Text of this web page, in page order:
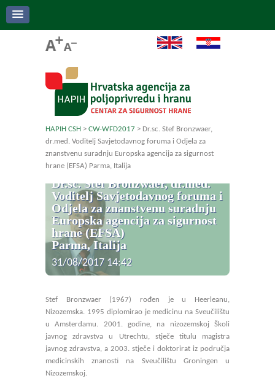
HAPIH CSH > CW-WFD2017 > Dr.sc. Stef Bronzwaer,
dr.med. Voditelj Savjetodavnog foruma i Odjela za
znanstvenu suradnju Europska agencija za sigurnost
hrane (EFSA) Parma, Italija
Dr.sc. Stef Bronzwaer, dr.med.
Voditelj Savjetodavnog foruma i
Odjela za znanstvenu suradnju
Europska agencija za sigurnost
hrane (EFSA)
Parma, Italija
31/08/2017 14:42
Stef Bronzwaer (1967) rođen je u Heerleanu,
Nizozemska. 1995 diplomirao je medicinu na Sveučilištu
u Amsterdamu. 2001. godine, na nizozemskoj Školi
javnog zdravstva u Utrechtu, stječe titulu magistra
javnog zdravstva, a 2003. stječe i doktorirat iz područja
medicinskih znanosti na Sveučilištu Groningen u
Nizozemskoj.